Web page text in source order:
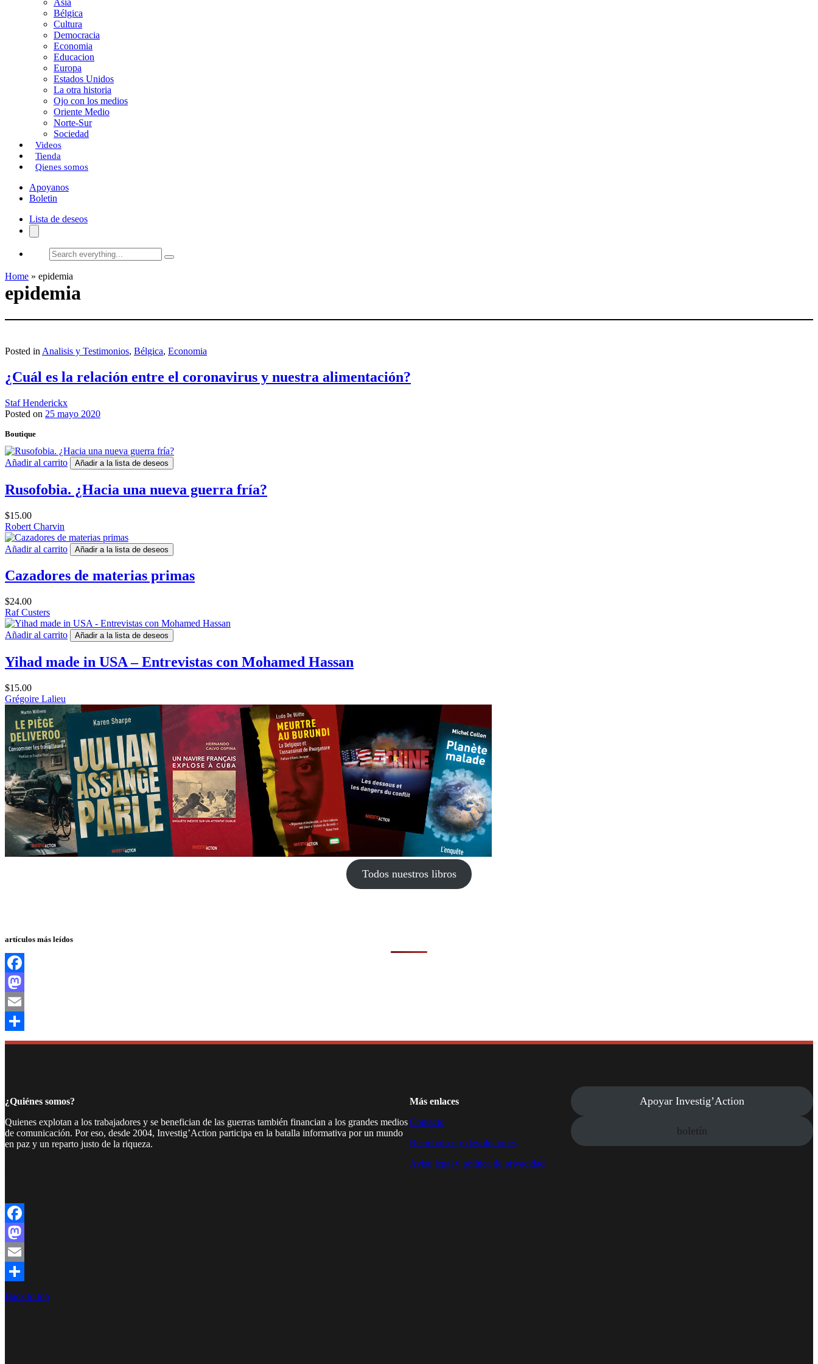
Asia
Bélgica
Cultura
Democracia
Economia
Educacion
Europa
Estados Unidos
La otra historia
Ojo con los medios
Oriente Medio
Norte-Sur
Sociedad
Videos
Tienda
Qienes somos
Apoyanos
Boletin
Lista de deseos
Search
everything...
Home » epidemia
epidemia
Posted in Analisis y Testimonios, Bélgica, Economia
¿Cuál es la relación entre el coronavirus y nuestra alimentación?
Staf Henderickx
Posted on 25 mayo 2020
Boutique
Añadir al carrito Añadir a la lista de deseos
Rusofobia. ¿Hacia una nueva guerra fría?
$15.00
Robert Charvin
Añadir al carrito Añadir a la lista de deseos
Cazadores de materias primas
$24.00
Raf Custers
Añadir al carrito Añadir a la lista de deseos
Yihad made in USA – Entrevistas con Mohamed Hassan
$15.00
Grégoire Lalieu
Todos nuestros libros
artículos más leídos
Facebook
Mastodon
Email
Compartir
¿Quiénes somos?
Quienes explotan a los trabajadores y se benefician de las guerras también financian a los grandes medios
de comunicación. Por eso, desde 2004, Investig’Action participa en la batalla informativa por un mundo
en paz y un reparto justo de la riqueza.
Más enlaces
Contacto
Reembolsos y devoluciones
Aviso legal y política de privacidad
Apoyar Investig’Action
boletín
Facebook
Mastodon
Email
Compartir
Back to top